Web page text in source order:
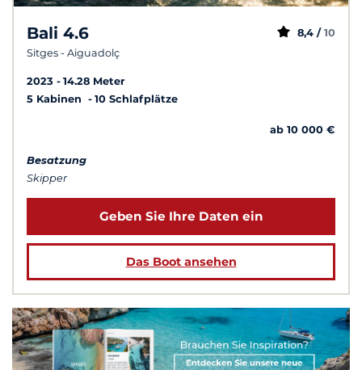
Bali 4.6
Sitges - Aiguadolç
8,4 / 10
2023
14.28 Meter
5 Kabinen
10 Schlafplätze
ab 10 000 €
Besatzung
Skipper
Geben Sie Ihre Daten ein
Das Boot ansehen